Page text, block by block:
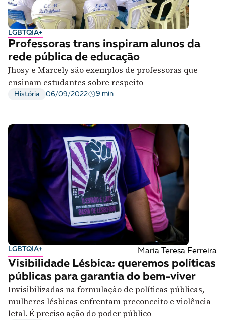
LGBTQIA+
Professoras trans inspiram alunos da
rede pública de educação
Jhosy e Marcely são exemplos de professoras que
ensinam estudantes sobre respeito
História 06/09/2022 9 min
LGBTQIA+ Maria Teresa Ferreira
Visibilidade Lésbica: queremos políticas
públicas para garantia do bem-viver
Invisibilizadas na formulação de políticas públicas,
mulheres lésbicas enfrentam preconceito e violência
letal. É preciso ação do poder público